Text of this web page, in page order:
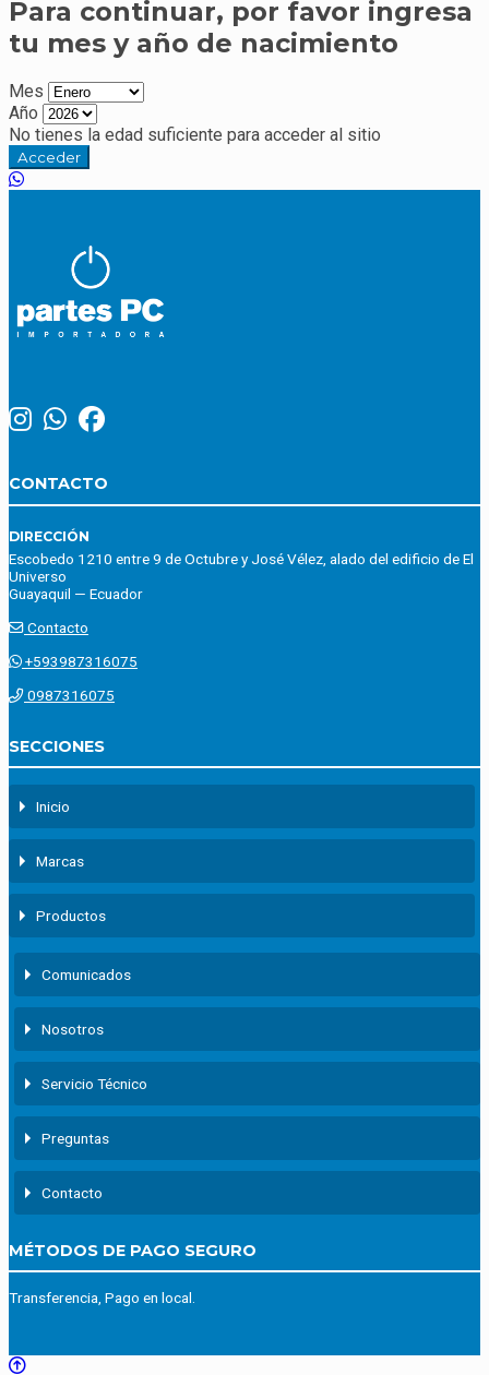
Para continuar, por favor ingresa
tu mes y año de nacimiento
Mes
Año
No tienes la edad suficiente para acceder al sitio
Acceder
CONTACTO
DIRECCIÓN
Escobedo 1210 entre 9 de Octubre y José Vélez, alado del edificio de El
Universo
Guayaquil — Ecuador
Contacto
+593987316075
0987316075
SECCIONES
Inicio
Marcas
Productos
Comunicados
Nosotros
Servicio Técnico
Preguntas
Contacto
MÉTODOS DE PAGO SEGURO
Transferencia, Pago en local.